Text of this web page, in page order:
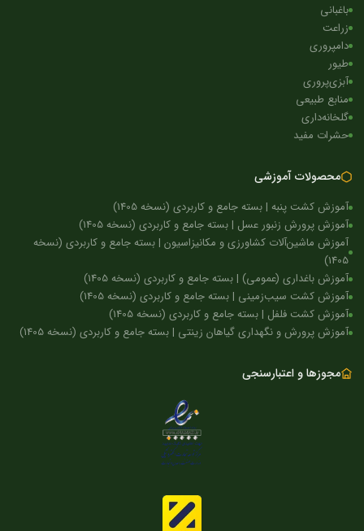
باغبانی
زراعت
دامپروری
طیور
آبزی‌پروری
منابع طبیعی
گلخانه‌داری
حشرات مفید
محصولات آموزشی
آموزش کشت پنبه | بسته جامع و کاربردی (نسخه 1405)
آموزش پرورش زنبور عسل | بسته جامع و کاربردی (نسخه 1405)
آموزش ماشین‌آلات کشاورزی و مکانیزاسیون | بسته جامع و کاربردی (نسخه
1405)
آموزش باغداری (عمومی) | بسته جامع و کاربردی (نسخه 1405)
آموزش کشت سیب‌زمینی | بسته جامع و کاربردی (نسخه 1405)
آموزش کشت فلفل | بسته جامع و کاربردی (نسخه 1405)
آموزش پرورش و نگهداری گیاهان زینتی | بسته جامع و کاربردی (نسخه 1405)
مجوزها و اعتبارسنجی